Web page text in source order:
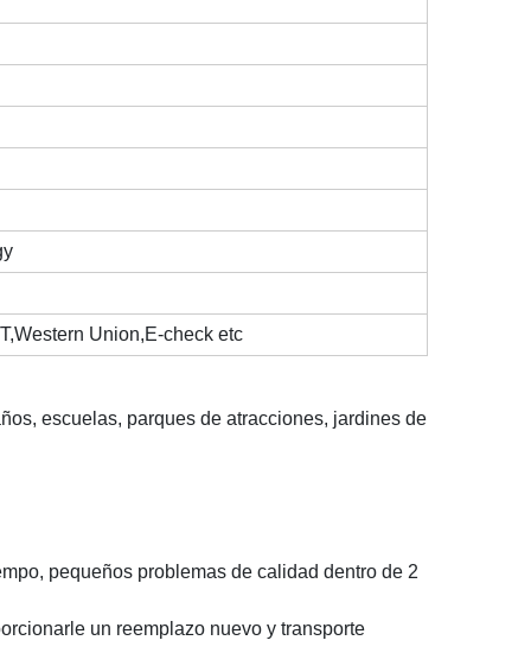
Union,E-check etc
escuelas, parques de atracciones, jardines de
pequeños problemas de calidad dentro de 2
un reemplazo nuevo y transporte